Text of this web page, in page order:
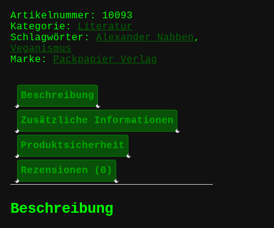
Buddha-
Speise
vom
Dach
der
Artikelnummer: 10093
Kategorie:
Literatur
Schlagwörter: Alexander Nabben ,
Veganismus
Marke: Packpapier Verlag
Beschreibung
Zusätzliche Informationen
Produktsicherheit
Rezensionen (0)
Beschreibung